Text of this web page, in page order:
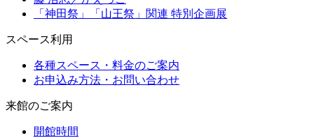
「神田祭」「山王祭」関連 特別企画展
スペース利用
各種スペース・料金のご案内
お申込み方法・お問い合わせ
来館のご案内
開館時間